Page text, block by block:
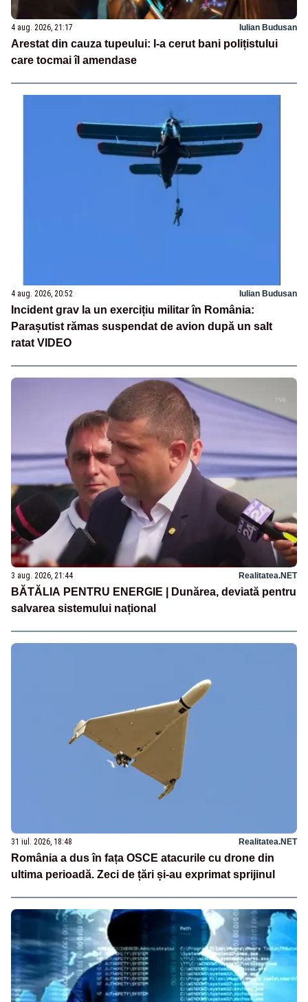
4 aug. 2026, 21:17 Iulian Budusan
Arestat din cauza tupeului: I-a cerut bani polițistului
care tocmai îl amendase
4 aug. 2026, 20:52 Iulian Budusan
Incident grav la un exercițiu militar în România:
Parașutist rămas suspendat de avion după un salt
ratat VIDEO
3 aug. 2026, 21:44 Realitatea.NET
BĂTĂLIA PENTRU ENERGIE | Dunărea, deviată pentru
salvarea sistemului național
31 iul. 2026, 18:48 Realitatea.NET
România a dus în fața OSCE atacurile cu drone din
ultima perioadă. Zeci de țări și-au exprimat sprijinul